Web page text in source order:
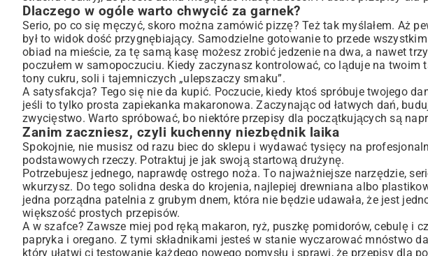
Dlaczego w ogóle warto chwycić za garnek?
Serio, po co się męczyć, skoro można zamówić pizzę? Też tak myślałem. Aż
był to widok dość przygnębiający. Samodzielne gotowanie to przede
obiad na mieście, za tę samą kasę możesz zrobić jedzenie na dwa, a nawet
poczułem w samopoczuciu. Kiedy zaczynasz kontrolować, co ląduje na twoim
tony cukru, soli i tajemniczych „ulepszaczy smaku”.
A satysfakcja? Tego się nie da kupić. Poczucie, kiedy ktoś spróbuje twojego
jeśli to tylko prosta zapiekanka makaronowa. Zaczynając od łatwych dań,
zwycięstwo. Warto spróbować, bo niektóre przepisy dla początkujących są
Zanim zaczniesz, czyli kuchenny niezbędnik laika
Spokojnie, nie musisz od razu biec do sklepu i wydawać tysięcy na
podstawowych rzeczy. Potraktuj je jak swoją startową drużynę.
Potrzebujesz jednego, naprawdę ostrego noża. To najważniejsze narzędzie,
wkurzysz. Do tego solidna deska do krojenia, najlepiej drewniana albo
jedna porządna patelnia z grubym dnem, która nie będzie udawała, że jest
większość prostych przepisów.
A w szafce? Zawsze miej pod ręką makaron, ryż, puszkę pomidorów, cebulę i
papryka i oregano. Z tymi składnikami jesteś w stanie wyczarować mnóstwo
który ułatwi ci testowanie każdego nowego pomysłu i sprawi, że przepisy dla